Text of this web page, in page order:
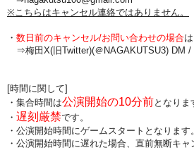
※こちらはキャンセル連絡ではありません。
・ 数日前のキャンセル/お問い合わせの場合は
⇒梅田X(旧Twitter)(＠NAGAKUTSU3) DM /
[時間に関して]
・集合時間は公演開始の10分前となりま
・ 遅刻厳禁です。
・公演開始時間にゲームスタートとなります。
・公演開始時間に遅れた場合、直前無断キ